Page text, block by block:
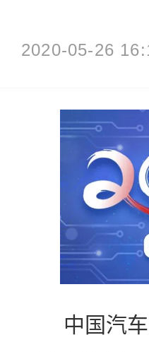
2020-05-26
中国汽车